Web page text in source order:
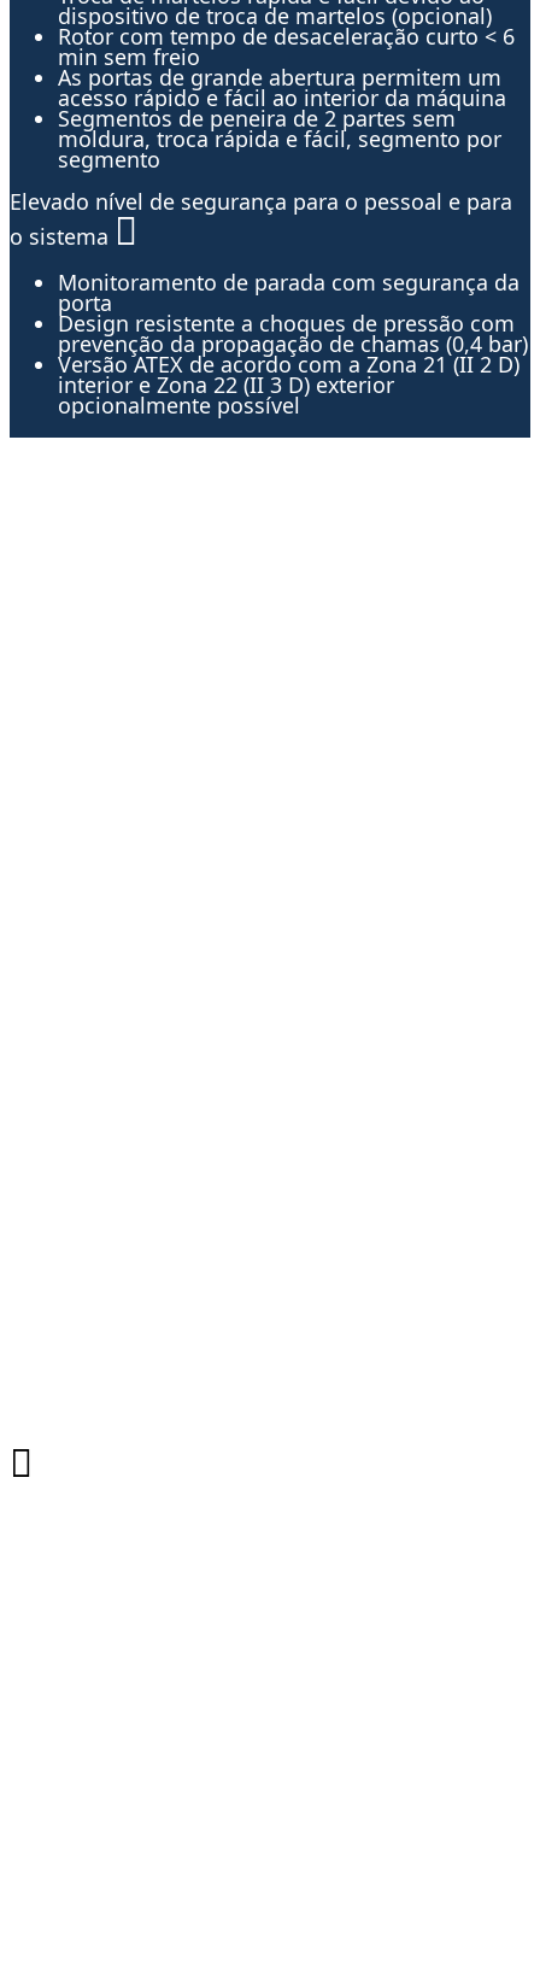
dispositivo de troca de martelos (opcional)
Rotor com tempo de desaceleração curto < 6
min sem freio
As portas de grande abertura permitem um
acesso rápido e fácil ao interior da máquina
Segmentos de peneira de 2 partes sem
moldura, troca rápida e fácil, segmento por
segmento
Elevado nível de segurança para o pessoal e para
o sistema
Monitoramento de parada com segurança da
porta
Design resistente a choques de pressão com
prevenção da propagação de chamas (0,4 bar)
Versão ATEX de acordo com a Zona 21 (II 2 D)
interior e Zona 22 (II 3 D) exterior
opcionalmente possível